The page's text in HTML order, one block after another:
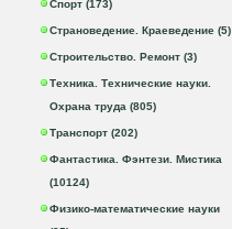
Спорт (173)
Страноведение. Краеведение (5)
Строительство. Ремонт (3)
Техника. Технические науки.
Охрана труда (805)
Транспорт (202)
Фантастика. Фэнтези. Мистика
(10124)
Физико-математические науки